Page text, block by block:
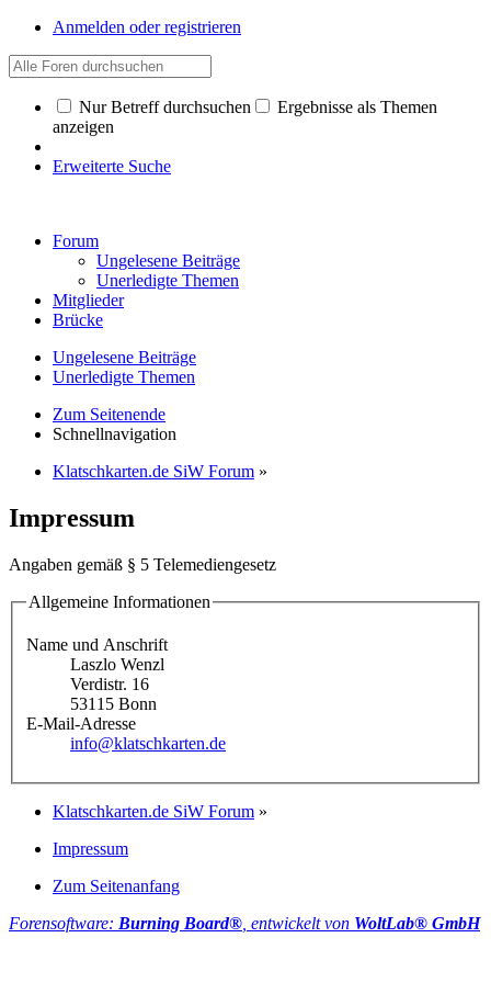
Anmelden oder registrieren
Nur Betreff durchsuchen
Ergebnisse als Themen
anzeigen
Erweiterte Suche
Forum
Ungelesene Beiträge
Unerledigte Themen
Mitglieder
Brücke
Ungelesene Beiträge
Unerledigte Themen
Zum Seitenende
Schnellnavigation
Klatschkarten.de SiW Forum »
Impressum
Angaben gemäß § 5 Telemediengesetz
Allgemeine Informationen
Name und Anschrift
Laszlo Wenzl
Verdistr. 16
53115 Bonn
E-Mail-Adresse
info@klatschkarten.de
Klatschkarten.de SiW Forum »
Impressum
Zum Seitenanfang
Forensoftware: Burning Board®, entwickelt von WoltLab® GmbH